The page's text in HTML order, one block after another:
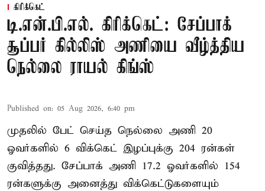
கிரிக்கெட்
டி.என்.பி.எல். கிரிக்கெட்: சேப்பாக்
சூப்பர் கில்லிஸ் அணியை வீழ்த்திய
நெல்லை ராயல் கிங்ஸ்
Published on: 05 Aug 2026, 6:40 pm
முதலில் பேட் செய்த நெல்லை அணி 20
ஓவர்களில் 6 விக்கெட் இழப்புக்கு 204 ரன்கள்
குவித்தது. சேப்பாக் அணி 17.2 ஓவர்களில் 154
ரன்களுக்கு அனைத்து விக்கெட்டுகளையும்